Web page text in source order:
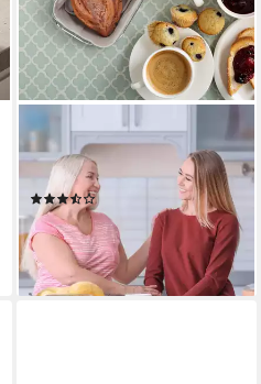
RELAXDAYS
Brotkorb Metall mit
Stoffeinsatz, Baumwolle, grau
17,99 € UVP 39,99 €
-55%
lieferbar - in 2-3 Werktagen bei dir